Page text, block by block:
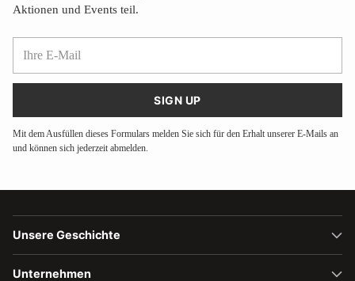
Aktionen und Events teil.
SIGN UP
Mit dem Ausfüllen dieses Formulars melden Sie sich für den Erhalt unserer E-Mails an
und können sich jederzeit abmelden.
Unsere Geschichte
Unternehmen